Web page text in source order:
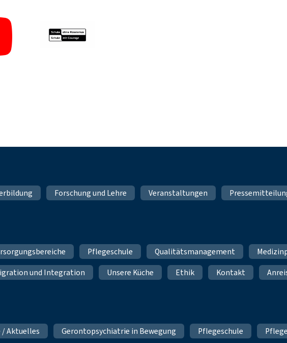
Forschung und Lehre Veranstaltungen
Pflegeschule Qualitätsmanagement
und Integration Unsere Küche Ethik Kontakt
/ Aktuelles Gerontopsychiatrie in Bewegung Pflegeschule